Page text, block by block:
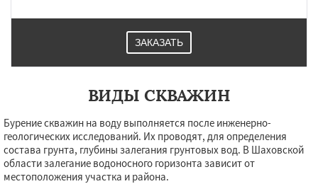
ЗАКАЗАТЬ
ВИДЫ СКВАЖИН
Бурение скважин на воду выполняется после инженерно-
геологических исследований. Их проводят, для определения
состава грунта, глубины залегания грунтовых вод. В Шаховской
области залегание водоносного горизонта зависит от
местоположения участка и района.